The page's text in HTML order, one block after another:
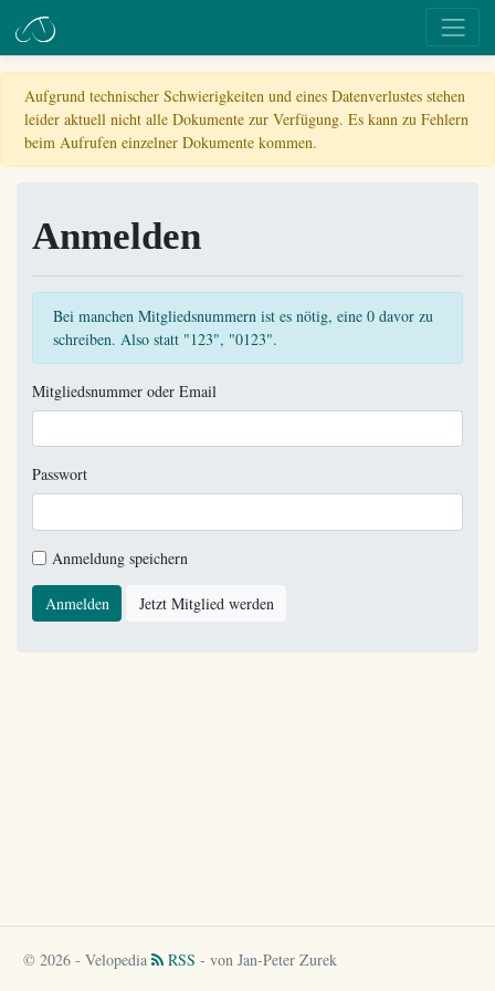
Aufgrund technischer Schwierigkeiten und eines Datenverlustes stehen
leider aktuell nicht alle Dokumente zur Verfügung. Es kann zu Fehlern
beim Aufrufen einzelner Dokumente kommen.
Anmelden
Bei manchen Mitgliedsnummern ist es nötig, eine 0 davor zu
schreiben. Also statt "123", "0123".
Mitgliedsnummer oder Email
Passwort
Anmeldung speichern
Anmelden Jetzt Mitglied werden
© 2026 - Velopedia RSS - von Jan-Peter Zurek